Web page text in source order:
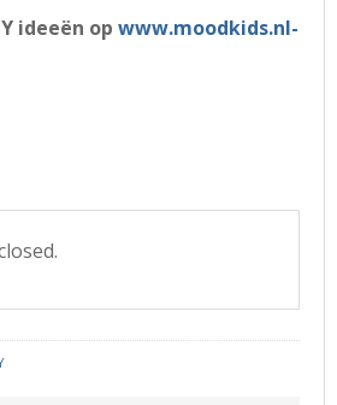
ideeën op www.moodkids.nl-